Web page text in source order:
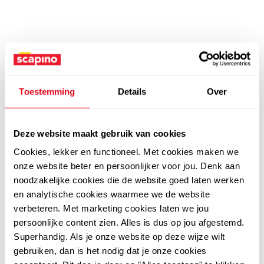
Toestemming Details Over
Deze website maakt gebruik van cookies
Cookies, lekker en functioneel. Met cookies maken we
onze website beter en persoonlijker voor jou. Denk aan
noodzakelijke cookies die de website goed laten werken
en analytische cookies waarmee we de website
verbeteren. Met marketing cookies laten we jou
persoonlijke content zien. Alles is dus op jou afgestemd.
Superhandig. Als je onze website op deze wijze wilt
gebruiken, dan is het nodig dat je onze cookies